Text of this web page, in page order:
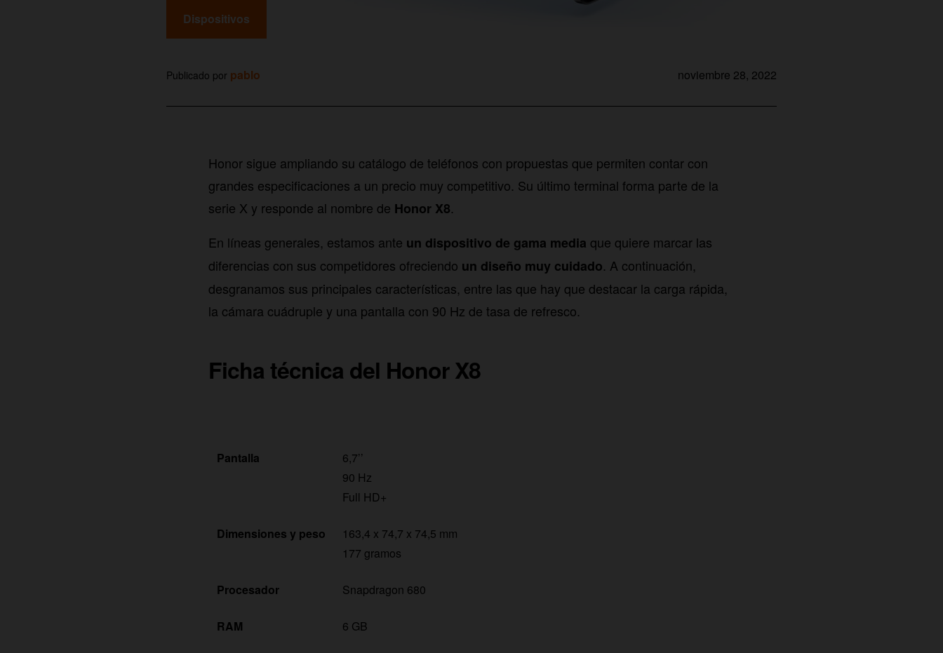
Dispositivos
Publicado por pablo noviembre 28, 2022
Honor sigue ampliando su catálogo de teléfonos con propuestas que permiten contar con
grandes especificaciones a un precio muy competitivo. Su último terminal forma parte de la
serie X y responde al nombre de Honor X8.
En líneas generales, estamos ante un dispositivo de gama media que quiere marcar las
diferencias con sus competidores ofreciendo un diseño muy cuidado. A continuación,
desgranamos sus principales características, entre las que hay que destacar la carga rápida,
la cámara cuádruple y una pantalla con 90 Hz de tasa de refresco.
Ficha técnica del Honor X8
Pantalla
6,7’’
90 Hz
Full HD+
Dimensiones y peso
163,4 x 74,7 x 74,5 mm
177 gramos
Procesador Snapdragon 680
RAM 6 GB